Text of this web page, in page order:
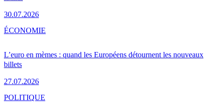
30.07.2026
L’euro en mèmes : quand les Européens détournent les nouveaux
billets
27.07.2026
ÉCONOMIE
POLITIQUE